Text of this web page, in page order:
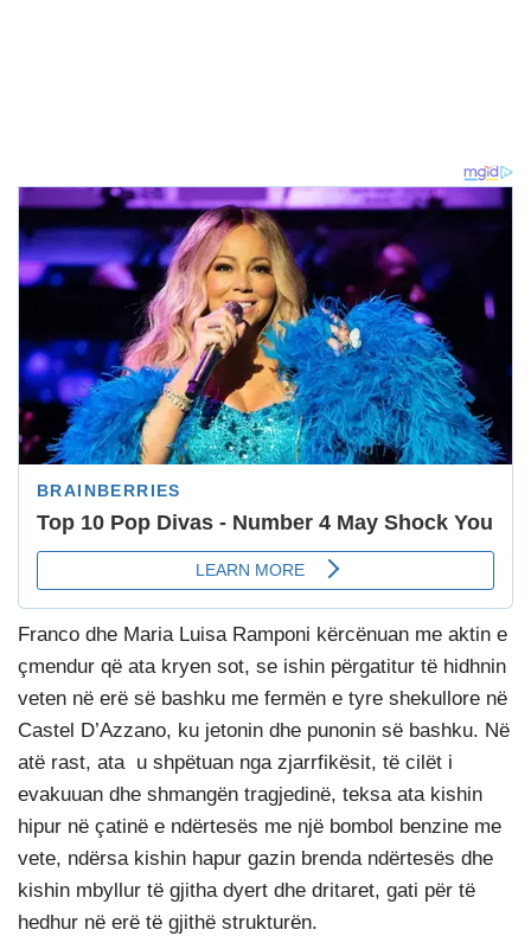
Franco dhe Maria Luisa Ramponi kërcënuan me aktin e
çmendur që ata kryen sot, se ishin përgatitur të hidhnin
veten në erë së bashku me fermën e tyre shekullore në
Castel D’Azzano, ku jetonin dhe punonin së bashku. Në
atë rast, ata u shpëtuan nga zjarrfikësit, të cilët i
evakuuan dhe shmangën tragjedinë, teksa ata kishin
hipur në çatinë e ndërtesës me një bombol benzine me
vete, ndërsa kishin hapur gazin brenda ndërtesës dhe
kishin mbyllur të gjitha dyert dhe dritaret, gati për të
hedhur në erë të gjithë strukturën.